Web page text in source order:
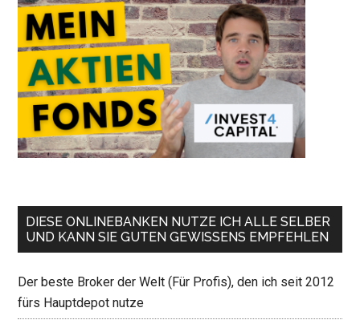
DIESE ONLINEBANKEN NUTZE ICH ALLE SELBER
UND KANN SIE GUTEN GEWISSENS EMPFEHLEN
Der beste Broker der Welt (Für Profis), den ich seit 2012
fürs Hauptdepot nutze